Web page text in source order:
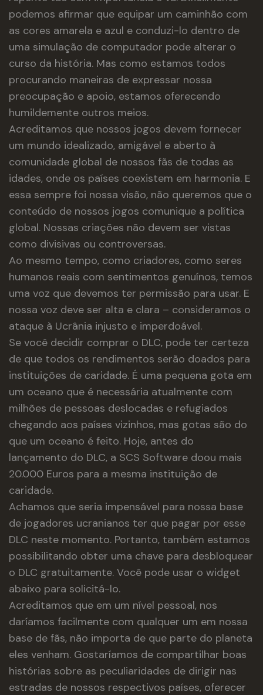
podemos afirmar que equipar um caminhão com
as cores amarela e azul e conduzi-lo dentro de
uma simulação de computador pode alterar o
curso da história. Mas como estamos todos
procurando maneiras de expressar nossa
preocupação e apoio, estamos oferecendo
humildemente outros meios.
Acreditamos que nossos jogos devem fornecer
um mundo idealizado, amigável e aberto à
comunidade global de nossos fãs de todas as
idades, onde os países coexistem em harmonia. E
essa sempre foi nossa visão, não queremos que o
conteúdo de nossos jogos comunique a política
global. Nossas criações não devem ser vistas
como divisivas ou controversas.
Ao mesmo tempo, como criadores, como seres
humanos reais com sentimentos genuínos, temos
uma voz que devemos ter permissão para usar. E
nossa voz deve ser alta e clara – consideramos o
ataque à Ucrânia injusto e imperdoável.
Se você decidir comprar o DLC, pode ter certeza
de que todos os rendimentos serão doados para
instituições de caridade. É uma pequena gota em
um oceano que é necessária atualmente com
milhões de pessoas deslocadas e refugiados
chegando aos países vizinhos, mas gotas são do
que um oceano é feito. Hoje, antes do
lançamento do DLC, a SCS Software doou mais
20.000 Euros para a mesma instituição de
caridade.
Achamos que seria impensável para nossa base
de jogadores ucranianos ter que pagar por esse
DLC neste momento. Portanto, também estamos
possibilitando obter uma chave para desbloquear
o DLC gratuitamente. Você pode usar o widget
abaixo para solicitá-lo.
Acreditamos que em um nível pessoal, nos
daríamos facilmente com qualquer um em nossa
base de fãs, não importa de que parte do planeta
eles venham. Gostaríamos de compartilhar boas
histórias sobre as peculiaridades de dirigir nas
estradas de nossos respectivos países, oferecer